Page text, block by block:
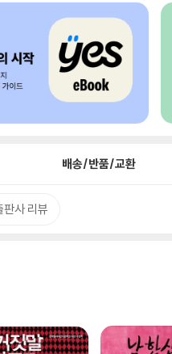
배송/반품/교환
판사 리뷰